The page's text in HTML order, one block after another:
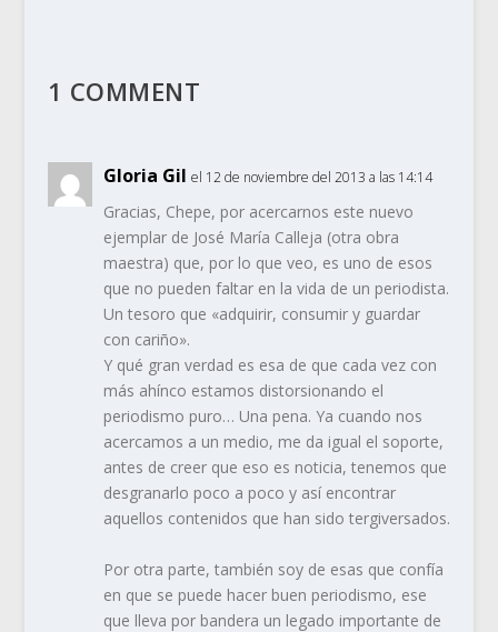
1 COMMENT
Gloria Gil el 12 de noviembre del 2013 a las 14:14
Gracias, Chepe, por acercarnos este nuevo
ejemplar de José María Calleja (otra obra
maestra) que, por lo que veo, es uno de esos
que no pueden faltar en la vida de un periodista.
Un tesoro que «adquirir, consumir y guardar
con cariño».
Y qué gran verdad es esa de que cada vez con
más ahínco estamos distorsionando el
periodismo puro… Una pena. Ya cuando nos
acercamos a un medio, me da igual el soporte,
antes de creer que eso es noticia, tenemos que
desgranarlo poco a poco y así encontrar
aquellos contenidos que han sido tergiversados.
Por otra parte, también soy de esas que confía
en que se puede hacer buen periodismo, ese
que lleva por bandera un legado importante de